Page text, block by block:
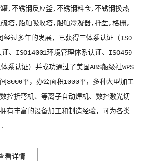
,不锈钢反应釜,不锈钢料仓,不锈钢换热
塔,船舶吸收塔,船舶冷凝器,托盘,格栅,
过多年的发展，已获得三体系认证（ISO
、ISO14001环境管理体系认证、ISO450
系认证）并成功通过了美国ABS船级社WPS
8000平，办公面积1000平，多种大型加工
控折弯机、等离子自动焊机、数控激光切
有丰富的设备加工和制造经验，可为各类
看详情